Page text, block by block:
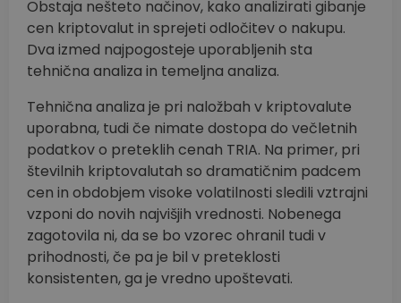
Obstaja nešteto načinov, kako analizirati gibanje
cen kriptovalut in sprejeti odločitev o nakupu.
Dva izmed najpogosteje uporabljenih sta
tehnična analiza in temeljna analiza.
Tehnična analiza je pri naložbah v kriptovalute
uporabna, tudi če nimate dostopa do večletnih
podatkov o preteklih cenah TRIA. Na primer, pri
številnih kriptovalutah so dramatičnim padcem
cen in obdobjem visoke volatilnosti sledili vztrajni
vzponi do novih najvišjih vrednosti. Nobenega
zagotovila ni, da se bo vzorec ohranil tudi v
prihodnosti, če pa je bil v preteklosti
konsistenten, ga je vredno upoštevati.